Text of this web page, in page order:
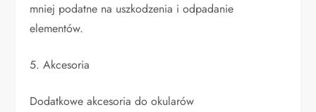
mniej podatne na uszkodzenia i odpadanie
elementów.
5. Akcesoria
Dodatkowe akcesoria do okularów